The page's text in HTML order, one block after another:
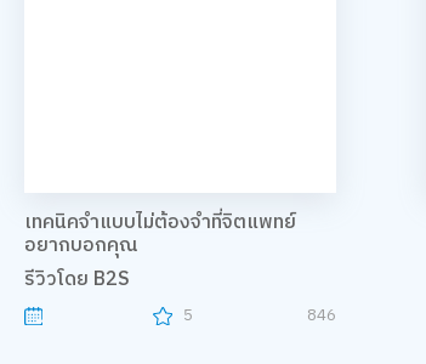
เทคนิคจำแบบไม่ต้องจำที่จิตแพทย์
อยากบอกคุณ
รีวิวโดย B2S
5 846